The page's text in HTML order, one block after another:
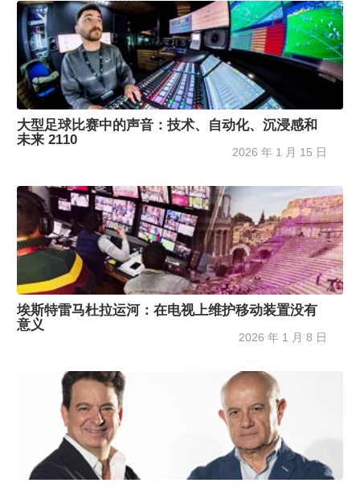
大型足球比赛中的声音：技术、自动化、沉浸感和
未来 2110
2026 年 1 月 15 日
埃斯特雷马杜拉运河：在电视上维护移动装置没有
意义
2026 年 1 月 8 日